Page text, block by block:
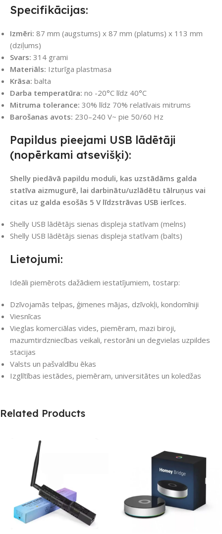
Specifikācijas:
Izmēri: 87 mm (augstums) x 87 mm (platums) x 113 mm
(dziļums)
Svars: 314 grami
Materiāls: Izturīga plastmasa
Krāsa: balta
Darba temperatūra: no -20°C līdz 40°C
Mitruma tolerance: 30% līdz 70% relatīvais mitrums
Barošanas avots: 230–240 V~ pie 50/60 Hz
Papildus pieejami USB lādētāji
(nopērkami atsevišķi):
Shelly piedāvā papildu moduli, kas uzstādāms galda
statīva aizmugurē, lai darbinātu/uzlādētu tālruņus vai
citas uz galda esošās 5 V līdzstrāvas USB ierīces.
Shelly USB lādētājs sienas displeja statīvam (melns)
Shelly USB lādētājs sienas displeja statīvam (balts)
Lietojumi:
Ideāli piemērots dažādiem iestatījumiem, tostarp:
Dzīvojamās telpas, ģimenes mājas, dzīvokļi, kondomīniji
Viesnīcas
Vieglas komerciālas vides, piemēram, mazi biroji,
mazumtirdzniecības veikali, restorāni un degvielas uzpildes
stacijas
Valsts un pašvaldību ēkas
Izglītības iestādes, piemēram, universitātes un koledžas
Related Products